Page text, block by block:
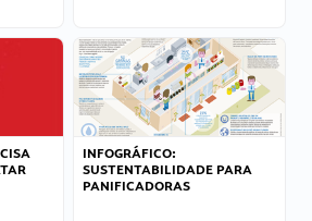
INFOGRÁFICO:
SUSTENTABILIDADE PARA
PANIFICADORAS